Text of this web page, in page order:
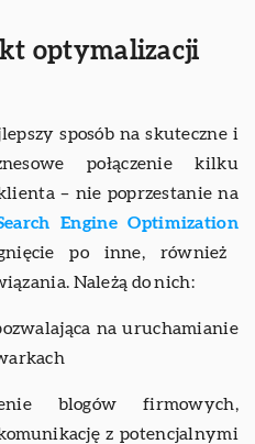
optymalizacji
sposób na skuteczne i
połączenie kilku
– nie poprzestanie na
Engine Optimization
po inne, również
Należą do nich:
na uruchamianie
blogów firmowych,
z potencjalnymi